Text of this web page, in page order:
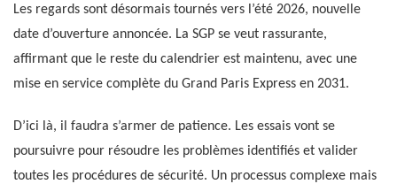
Les regards sont désormais tournés vers l’été 2026, nouvelle
date d’ouverture annoncée. La SGP se veut rassurante,
affirmant que le reste du calendrier est maintenu, avec une
mise en service complète du Grand Paris Express en 2031.
D’ici là, il faudra s’armer de patience. Les essais vont se
poursuivre pour résoudre les problèmes identifiés et valider
toutes les procédures de sécurité. Un processus complexe mais